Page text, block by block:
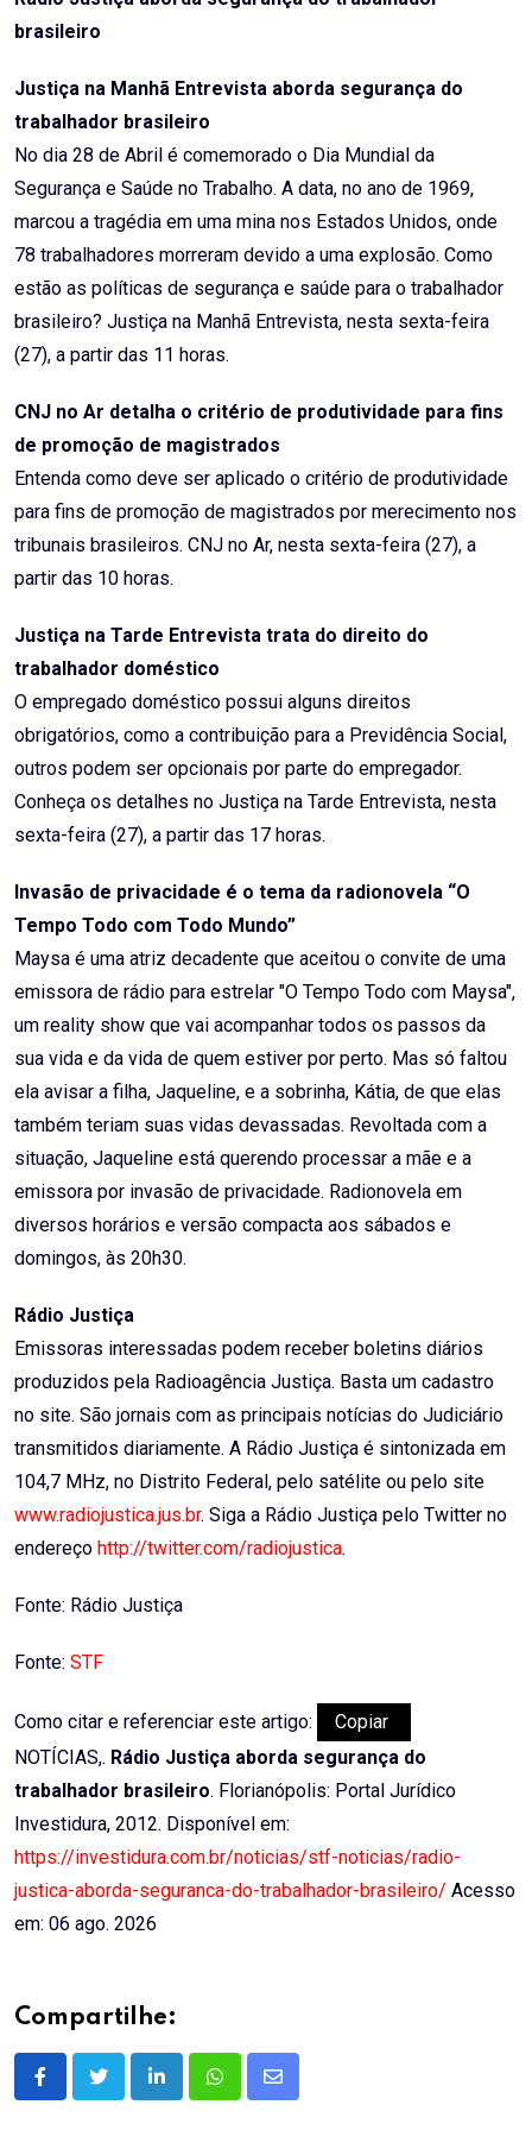
brasileiro
Justiça na Manhã Entrevista aborda segurança do
trabalhador brasileiro
No dia 28 de Abril é comemorado o Dia Mundial da
Segurança e Saúde no Trabalho. A data, no ano de 1969,
marcou a tragédia em uma mina nos Estados Unidos, onde
78 trabalhadores morreram devido a uma explosão. Como
estão as políticas de segurança e saúde para o trabalhador
brasileiro? Justiça na Manhã Entrevista, nesta sexta-feira
(27), a partir das 11 horas.
CNJ no Ar detalha o critério de produtividade para fins
de promoção de magistrados
Entenda como deve ser aplicado o critério de produtividade
para fins de promoção de magistrados por merecimento nos
tribunais brasileiros. CNJ no Ar, nesta sexta-feira (27), a
partir das 10 horas.
Justiça na Tarde Entrevista trata do direito do
trabalhador doméstico
O empregado doméstico possui alguns direitos
obrigatórios, como a contribuição para a Previdência Social,
outros podem ser opcionais por parte do empregador.
Conheça os detalhes no Justiça na Tarde Entrevista, nesta
sexta-feira (27), a partir das 17 horas.
Invasão de privacidade é o tema da radionovela “O
Tempo Todo com Todo Mundo”
Maysa é uma atriz decadente que aceitou o convite de uma
emissora de rádio para estrelar "O Tempo Todo com Maysa",
um reality show que vai acompanhar todos os passos da
sua vida e da vida de quem estiver por perto. Mas só faltou
ela avisar a filha, Jaqueline, e a sobrinha, Kátia, de que elas
também teriam suas vidas devassadas. Revoltada com a
situação, Jaqueline está querendo processar a mãe e a
emissora por invasão de privacidade. Radionovela em
diversos horários e versão compacta aos sábados e
domingos, às 20h30.
Rádio Justiça
Emissoras interessadas podem receber boletins diários
produzidos pela Radioagência Justiça. Basta um cadastro
no site. São jornais com as principais notícias do Judiciário
transmitidos diariamente. A Rádio Justiça é sintonizada em
104,7 MHz, no Distrito Federal, pelo satélite ou pelo site
www.radiojustica.jus.br. Siga a Rádio Justiça pelo Twitter no
endereço http://twitter.com/radiojustica.
Fonte: Rádio Justiça
Fonte: STF
Como citar e referenciar este artigo:
Copiar
NOTÍCIAS,. Rádio Justiça aborda segurança do
trabalhador brasileiro. Florianópolis: Portal Jurídico
Investidura, 2012. Disponível em:
https://investidura.com.br/noticias/stf-noticias/radio-
justica-aborda-seguranca-do-trabalhador-brasileiro/ Acesso
em: 06 ago. 2026
Compartilhe:
LinkedInWhatsappShare